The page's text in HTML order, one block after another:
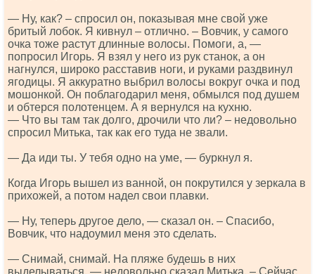
— Ну, как? – спросил он, показывая мне свой уже
бритый лобок. Я кивнул – отлично. – Вовчик, у самого
очка тоже растут длинные волосы. Помоги, а, —
попросил Игорь. Я взял у него из рук станок, а он
нагнулся, широко расставив ноги, и руками раздвинул
ягодицы. Я аккуратно выбрил волосы вокруг очка и под
мошонкой. Он поблагодарил меня, обмылся под душем
и обтерся полотенцем. А я вернулся на кухню.
— Что вы там так долго, дрочили что ли? – недовольно
спросил Митька, так как его туда не звали.
— Да иди ты. У тебя одно на уме, — буркнул я.
Когда Игорь вышел из ванной, он покрутился у зеркала в
прихожей, а потом надел свои плавки.
— Ну, теперь другое дело, — сказал он. – Спасибо,
Вовчик, что надоумил меня это сделать.
— Снимай, снимай. На пляже будешь в них
выделываться, — недовольно сказал Митька. – Сейчас